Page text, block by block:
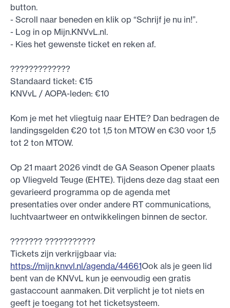
button.
- Scroll naar beneden en klik op “Schrijf je nu in!”.
- Log in op Mijn.KNVvL.nl.
- Kies het gewenste ticket en reken af.
?????????????
Standaard ticket: €15
KNVvL / AOPA-leden: €10
Kom je met het vliegtuig naar EHTE? Dan bedragen de
landingsgelden €20 tot 1,5 ton MTOW en €30 voor 1,5
tot 2 ton MTOW.
Op 21 maart 2026 vindt de GA Season Opener plaats
op Vliegveld Teuge (EHTE). Tijdens deze dag staat een
gevarieerd programma op de agenda met
presentaties over onder andere RT communications,
luchtvaartweer en ontwikkelingen binnen de sector.
??????? ???????????
Tickets zijn verkrijgbaar via:
https://mijn.knvvl.nl/agenda/44661Ook als je geen lid
bent van de KNVvL kun je eenvoudig een gratis
gastaccount aanmaken. Dit verplicht je tot niets en
geeft je toegang tot het ticketsysteem.